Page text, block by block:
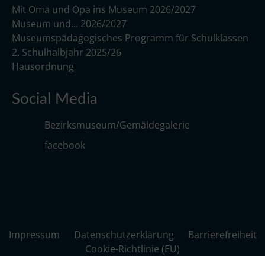
Mit Oma und Opa ins Museum 2026/2027
Museum und… 2026/2027
Museumspädagogisches Programm für Schulklassen
2. Schulhalbjahr 2025/26
Hausordnung
Social Media
Bezirksmuseum/Gemäldegalerie
facebook
Impressum Datenschutzerklärung
Barrierefreiheit
Cookie-Richtlinie (EU)